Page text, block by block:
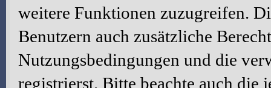
weitere Funktionen zuzugreifen.
Benutzern auch zusätzliche
Nutzungsbedingungen und die
registrierst. Bitte beachte auch